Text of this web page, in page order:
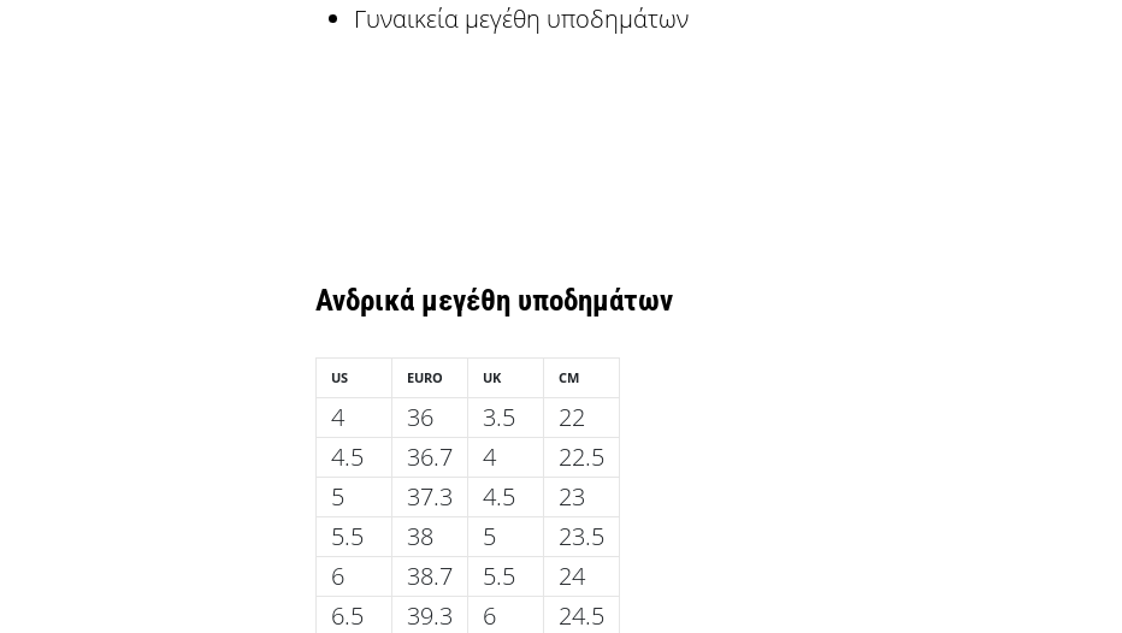
Γυναικεία μεγέθη υποδημάτων
Ανδρικά μεγέθη υποδημάτων
US
4
4.5
5
5.5
6
6.5
EURO
36
36.7
37.3
38
38.7
39.3
UK
3.5
4
4.5
5
5.5
6
CM
22
22.5
23
23.5
24
24.5